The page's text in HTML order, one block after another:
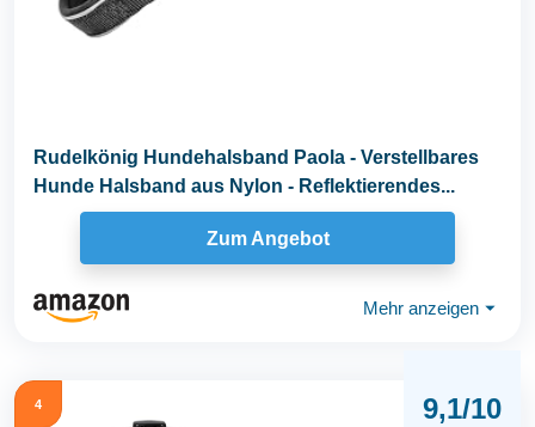
Rudelkönig Hundehalsband Paola - Verstellbares
Hunde Halsband aus Nylon - Reflektierendes...
Zum Angebot
Mehr anzeigen ⏷
4 9,1/10